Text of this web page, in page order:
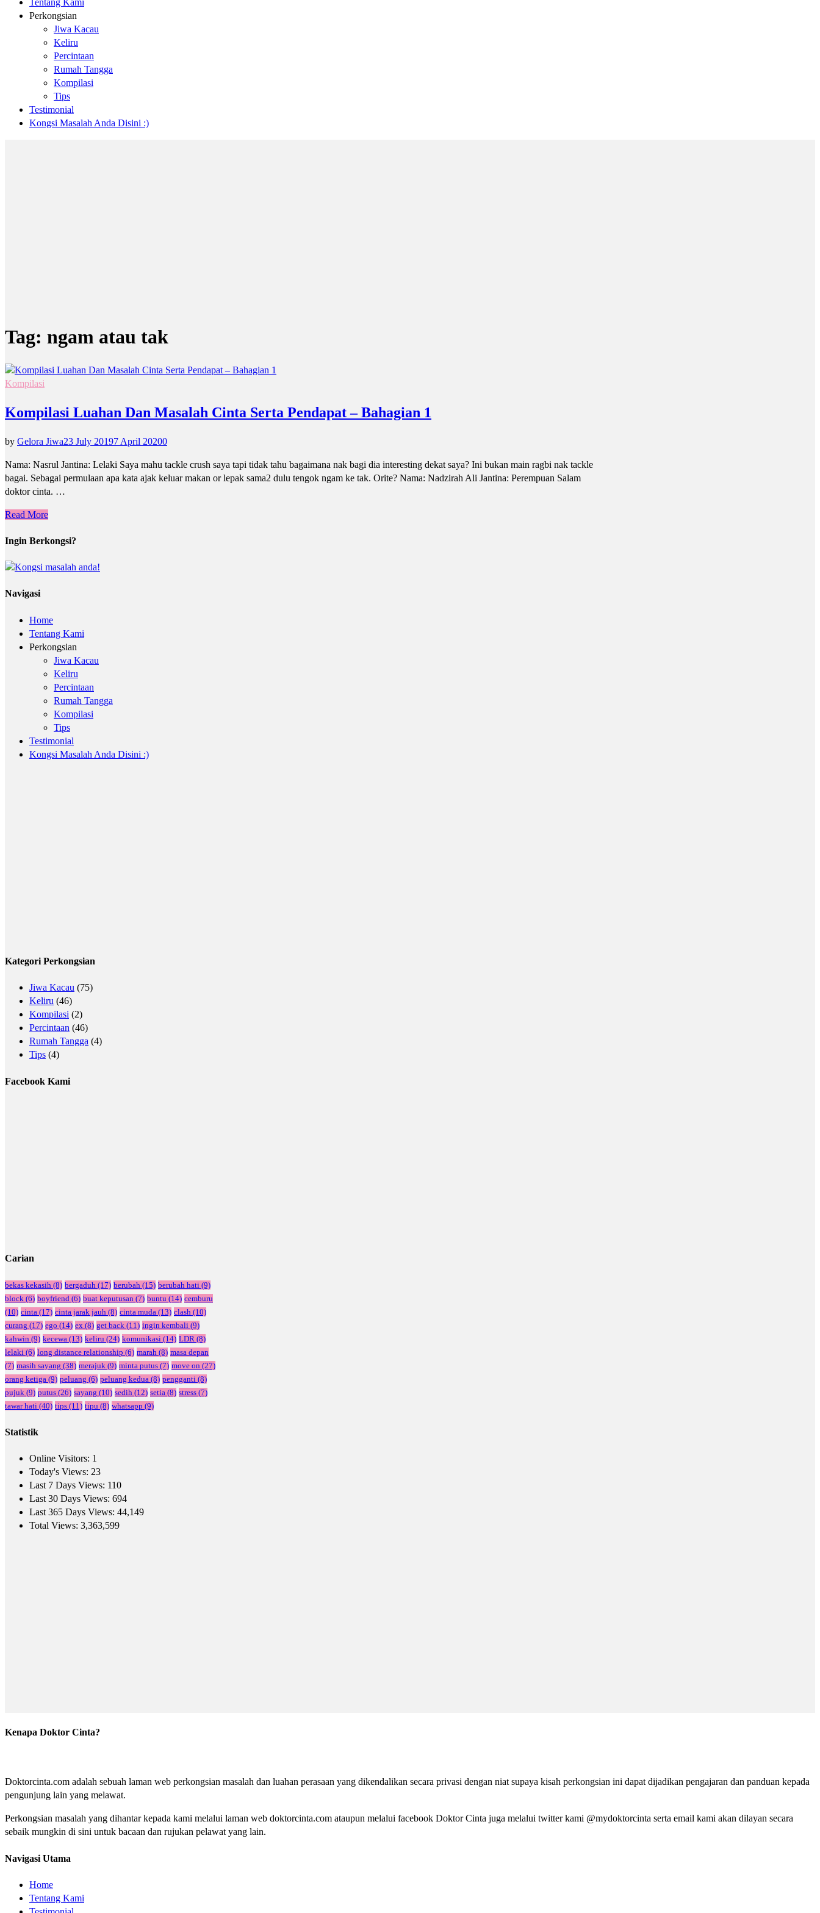
Tentang Kami
Perkongsian
Jiwa Kacau
Keliru
Percintaan
Rumah Tangga
Kompilasi
Tips
Testimonial
Kongsi Masalah Anda Disini :)
Tag: ngam atau tak
Kompilasi
Kompilasi Luahan Dan Masalah Cinta Serta Pendapat – Bahagian 1
by Gelora Jiwa23 July 20197 April 20200
Nama: Nasrul Jantina: Lelaki Saya mahu tackle crush saya tapi tidak tahu bagaimana nak bagi dia interesting dekat saya? Ini bukan main ragbi nak tackle
bagai. Sebagai permulaan apa kata ajak keluar makan or lepak sama2 dulu tengok ngam ke tak. Orite? Nama: Nadzirah Ali Jantina: Perempuan Salam
doktor cinta. …
Read More
Ingin Berkongsi?
Navigasi
Home
Tentang Kami
Perkongsian
Jiwa Kacau
Keliru
Percintaan
Rumah Tangga
Kompilasi
Tips
Testimonial
Kongsi Masalah Anda Disini :)
Kategori Perkongsian
Jiwa Kacau (75)
Keliru (46)
Kompilasi (2)
Percintaan (46)
Rumah Tangga (4)
Tips (4)
Facebook Kami
Carian
bekas kekasih (8) bergaduh (17) berubah (15) berubah hati (9)
block (6) boyfriend (6) buat keputusan (7) buntu (14) cemburu
(10) cinta (17) cinta jarak jauh (8) cinta muda (13) clash (10)
curang (17) ego (14) ex (8) get back (11) ingin kembali (9)
kahwin (9) kecewa (13) keliru (24) komunikasi (14) LDR (8)
lelaki (6) long distance relationship (6) marah (8) masa depan
(7) masih sayang (38) merajuk (9) minta putus (7) move on (27)
orang ketiga (9) peluang (6) peluang kedua (8) pengganti (8)
pujuk (9) putus (26) sayang (10) sedih (12) setia (8) stress (7)
tawar hati (40) tips (11) tipu (8) whatsapp (9)
Statistik
Online Visitors: 1
Today's Views: 23
Last 7 Days Views: 110
Last 30 Days Views: 694
Last 365 Days Views: 44,149
Total Views: 3,363,599
Kenapa Doktor Cinta?
Doktorcinta.com adalah sebuah laman web perkongsian masalah dan luahan perasaan yang dikendalikan secara privasi dengan niat supaya kisah perkongsian ini dapat dijadikan pengajaran dan panduan kepada
pengunjung lain yang melawat.
Perkongsian masalah yang dihantar kepada kami melalui laman web doktorcinta.com ataupun melalui facebook Doktor Cinta juga melalui twitter kami @mydoktorcinta serta email kami akan dilayan secara
sebaik mungkin di sini untuk bacaan dan rujukan pelawat yang lain.
Navigasi Utama
Home
Tentang Kami